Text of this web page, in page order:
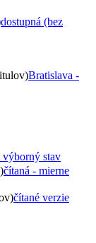
dostupná (bez
Bratislava -
výborný stav
čítaná - mierne
čítané verzie